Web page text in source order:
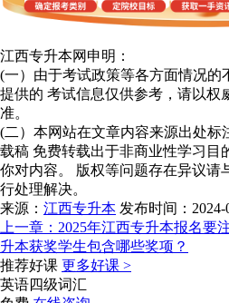
江西专升本网申明：
(一）由于考试政策等各方面情况的
提供的 考试信息仅供参考，请以权
准。
(二）本网站在文章内容来源出处标
载稿 免费转载出于非商业性学习目
你对内容。 版权等问题存在异议请
行处理解决。
来源： 江西专升本 发布时间：2024-
上一章： 2025年江西专升本报名要
升本获奖学生包含哪些奖项？
推荐好课 更多好课 >
英语四级词汇